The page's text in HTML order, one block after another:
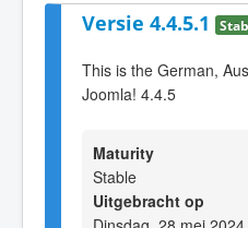
Versie 4.4.5.1
This is the German,
Joomla! 4.4.5
Maturity
Stable
Uitgebracht op